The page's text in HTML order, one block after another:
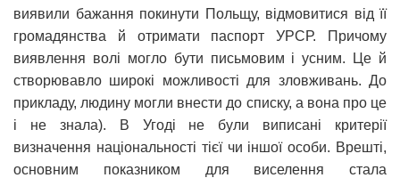
виявили бажання покинути Польщу, відмовитися від її
громадянства й отримати паспорт УРСР. Причому
виявлення волі могло бути письмовим і усним. Це й
створювавло широкі можливості для зловживань. До
прикладу, людину могли внести до списку, а вона про це
і не знала). В Угоді не були виписані критерії
визначення національності тієї чи іншої особи. Врешті,
основним показником для виселення стала